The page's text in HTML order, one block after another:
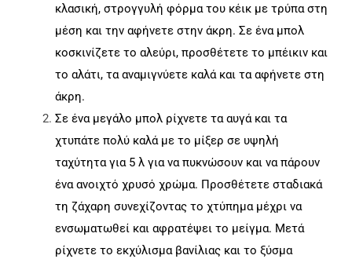
κλασική, στρογγυλή φόρμα του κέικ με τρύπα στη
μέση και την αφήνετε στην άκρη. Σε ένα μπολ
κοσκινίζετε το αλεύρι, προσθέτετε το μπέικιν και
το αλάτι, τα αναμιγνύετε καλά και τα αφήνετε στη
άκρη.
Σε ένα μεγάλο μπολ ρίχνετε τα αυγά και τα
χτυπάτε πολύ καλά με το μίξερ σε υψηλή
ταχύτητα για 5 λ για να πυκνώσουν και να πάρουν
ένα ανοιχτό χρυσό χρώμα. Προσθέτετε σταδιακά
τη ζάχαρη συνεχίζοντας το χτύπημα μέχρι να
ενσωματωθεί και αφρατέψει το μείγμα. Μετά
ρίχνετε το εκχύλισμα βανίλιας και το ξύσμα